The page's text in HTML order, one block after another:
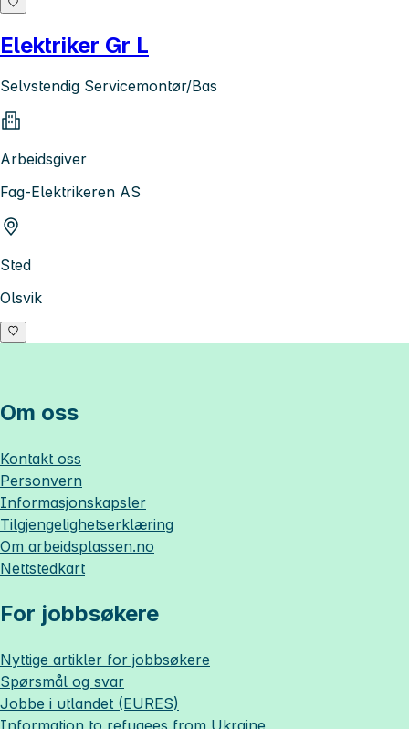
Elektriker Gr L
Selvstendig Servicemontør/Bas
Arbeidsgiver
Fag-Elektrikeren AS
Sted
Olsvik
Om oss
Kontakt oss
Personvern
Informasjonskapsler
Tilgjengelighetserklæring
Om arbeidsplassen.no
Nettstedkart
For jobbsøkere
Nyttige artikler for jobbsøkere
Spørsmål og svar
Jobbe i utlandet (EURES)